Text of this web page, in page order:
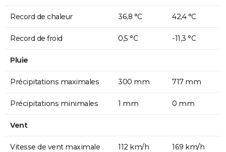
Record de chaleur 36,8 °C 42,4 °C
Record de froid 0,5 °C -11,3 °C
Pluie
Précipitations maximales 300 mm 717 mm
Précipitations minimales 1 mm 0 mm
Vent
Vitesse de vent maximale 112 km/h 169 km/h